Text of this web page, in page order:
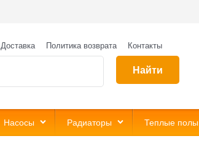
Доставка Политика возврата Контакты
Найти
Насосы Радиаторы Теплые полы